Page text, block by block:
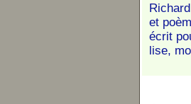
et
écrit
lise,